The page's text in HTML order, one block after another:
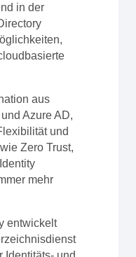
in der
aus
Azure AD,
und
Zero Trust,
mehr
entwickelt